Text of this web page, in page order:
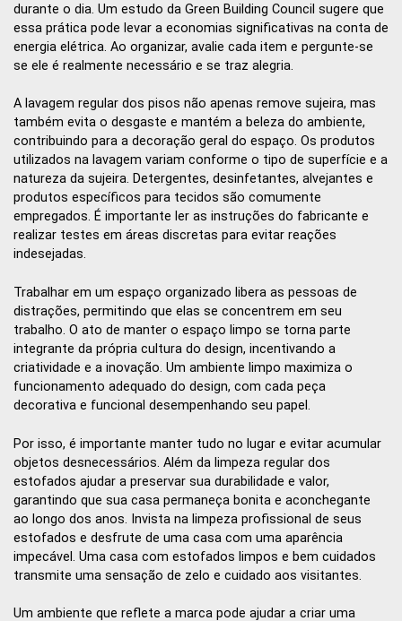
durante o dia. Um estudo da Green Building Council sugere que
essa prática pode levar a economias significativas na conta de
energia elétrica. Ao organizar, avalie cada item e pergunte-se
se ele é realmente necessário e se traz alegria.
A lavagem regular dos pisos não apenas remove sujeira, mas
também evita o desgaste e mantém a beleza do ambiente,
contribuindo para a decoração geral do espaço. Os produtos
utilizados na lavagem variam conforme o tipo de superfície e a
natureza da sujeira. Detergentes, desinfetantes, alvejantes e
produtos específicos para tecidos são comumente
empregados. É importante ler as instruções do fabricante e
realizar testes em áreas discretas para evitar reações
indesejadas.
Trabalhar em um espaço organizado libera as pessoas de
distrações, permitindo que elas se concentrem em seu
trabalho. O ato de manter o espaço limpo se torna parte
integrante da própria cultura do design, incentivando a
criatividade e a inovação. Um ambiente limpo maximiza o
funcionamento adequado do design, com cada peça
decorativa e funcional desempenhando seu papel.
Por isso, é importante manter tudo no lugar e evitar acumular
objetos desnecessários. Além da limpeza regular dos
estofados ajudar a preservar sua durabilidade e valor,
garantindo que sua casa permaneça bonita e aconchegante
ao longo dos anos. Invista na limpeza profissional de seus
estofados e desfrute de uma casa com uma aparência
impecável. Uma casa com estofados limpos e bem cuidados
transmite uma sensação de zelo e cuidado aos visitantes.
Um ambiente que reflete a marca pode ajudar a criar uma